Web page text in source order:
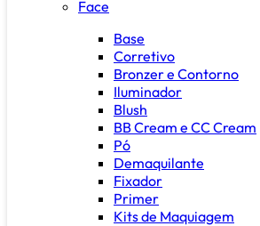
Face
Base
Corretivo
Bronzer e Contorno
Iluminador
Blush
BB Cream e CC Cream
Pó
Demaquilante
Fixador
Primer
Kits de Maquiagem